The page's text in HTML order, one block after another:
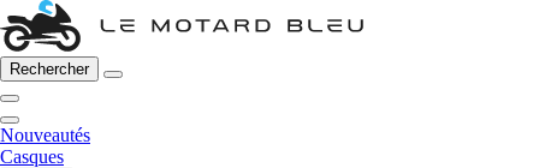
Rechercher
Nouveautés
Casques